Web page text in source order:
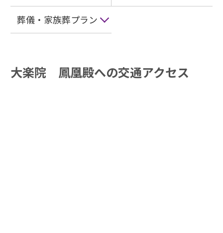
葬儀・家族葬プラン
大楽院 鳳凰殿への交通アクセス